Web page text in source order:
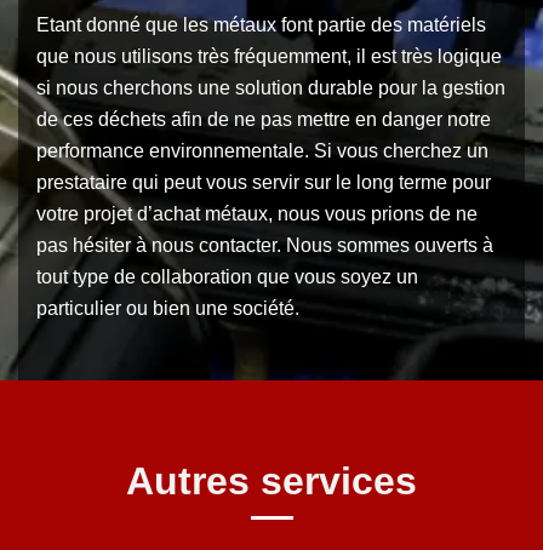
Etant donné que les métaux font partie des matériels
que nous utilisons très fréquemment, il est très logique
si nous cherchons une solution durable pour la gestion
de ces déchets afin de ne pas mettre en danger notre
performance environnementale. Si vous cherchez un
prestataire qui peut vous servir sur le long terme pour
votre projet d’achat métaux, nous vous prions de ne
pas hésiter à nous contacter. Nous sommes ouverts à
tout type de collaboration que vous soyez un
particulier ou bien une société.
Autres services